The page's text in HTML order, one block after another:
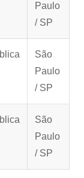
Paulo
/ SP
São
Paulo
/ SP
São
Paulo
/ SP